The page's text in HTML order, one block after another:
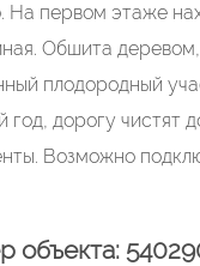
На первом этаже
Обшита
плодородный
год, дорогу чистят
Возможно
объекта: